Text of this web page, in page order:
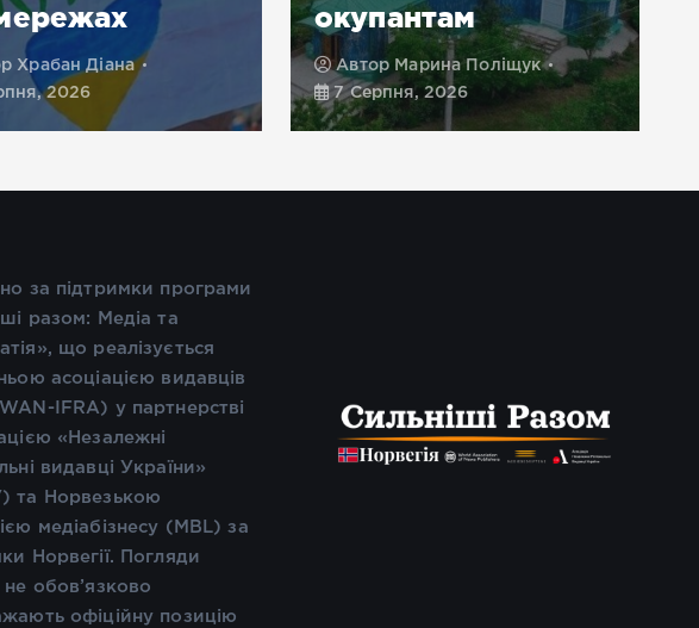
Храбан Діана
2026
окупантам
Автор Марина Поліщук
7 Серпня, 2026
за підтримки програми
разом: Медіа та
що реалізується
асоціацією видавців
IFRA) у партнерстві
«Незалежні
видавці України»
та Норвезькою
медіабізнесу (MBL) за
Норвегії. Погляди
не обов’язково
офіційну позицію